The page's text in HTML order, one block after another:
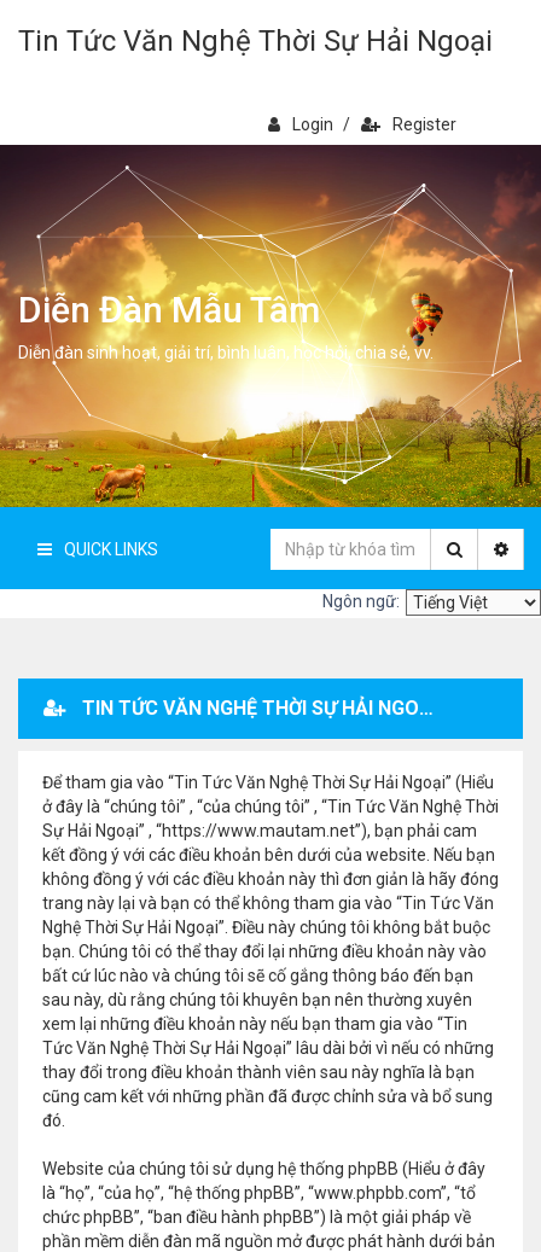
Tin Tức Văn Nghệ Thời Sự Hải Ngoại
Login / Register
Diễn Đàn Mẫu Tâm
Diễn đàn sinh hoạt, giải trí, bình luân, học hỏi, chia sẻ, vv.
QUICK LINKS
Ngôn ngữ:
TIN TỨC VĂN NGHỆ THỜI SỰ HẢI NGOẠI - ĐĂNG KÝ THÀNH VIÊN
Để tham gia vào “Tin Tức Văn Nghệ Thời Sự Hải Ngoại” (Hiểu
ở đây là “chúng tôi” , “của chúng tôi” , “Tin Tức Văn Nghệ Thời
Sự Hải Ngoại” , “https://www.mautam.net”), bạn phải cam
kết đồng ý với các điều khoản bên dưới của website. Nếu bạn
không đồng ý với các điều khoản này thì đơn giản là hãy đóng
trang này lại và bạn có thể không tham gia vào “Tin Tức Văn
Nghệ Thời Sự Hải Ngoại”. Điều này chúng tôi không bắt buộc
bạn. Chúng tôi có thể thay đổi lại những điều khoản này vào
bất cứ lúc nào và chúng tôi sẽ cố gắng thông báo đến bạn
sau này, dù rằng chúng tôi khuyên bạn nên thường xuyên
xem lại những điều khoản này nếu bạn tham gia vào “Tin
Tức Văn Nghệ Thời Sự Hải Ngoại” lâu dài bởi vì nếu có những
thay đổi trong điều khoản thành viên sau này nghĩa là bạn
cũng cam kết với những phần đã được chỉnh sửa và bổ sung
đó.
Website của chúng tôi sử dụng hệ thống phpBB (Hiểu ở đây
là “họ”, “của họ”, “hệ thống phpBB”, “www.phpbb.com”, “tổ
chức phpBB”, “ban điều hành phpBB”) là một giải pháp về
phần mềm diễn đàn mã nguồn mở được phát hành dưới bản